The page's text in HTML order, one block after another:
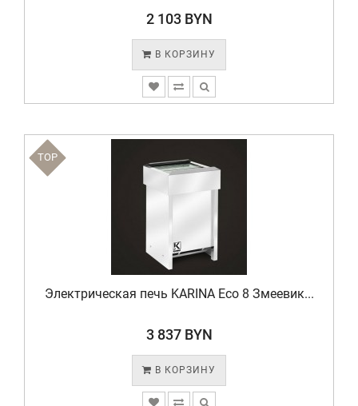
2 103 BYN
В КОРЗИНУ
TOP
Электрическая печь KARINA Eco 8 Змеевик...
3 837 BYN
В КОРЗИНУ